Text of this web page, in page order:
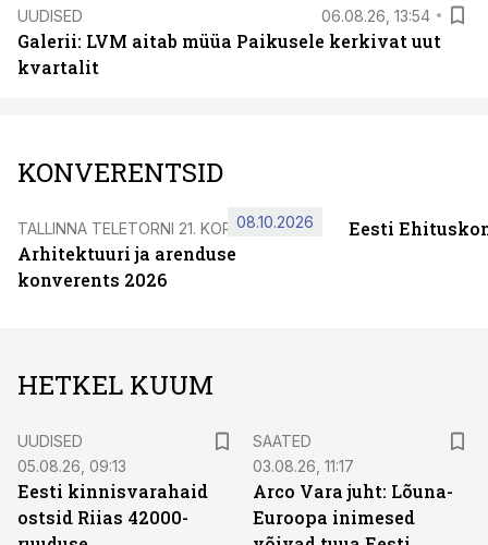
UUDISED 06.08.26, 13:54
Galerii: LVM aitab müüa Paikusele kerkivat uut
kvartalit
KONVERENTSID
TALLINNA TELETORNI 21. KORRUSEL
Arhitektuuri ja arenduse
konverents 2026
08.10.2026 Eesti
HETKEL KUUM
UUDISED
05.08.26, 09:13
Eesti kinnisvarahaid
ostsid Riias 42000-
SAATED
03.08.26, 11:17
Arco Vara juht: Lõuna-
Euroopa inimesed